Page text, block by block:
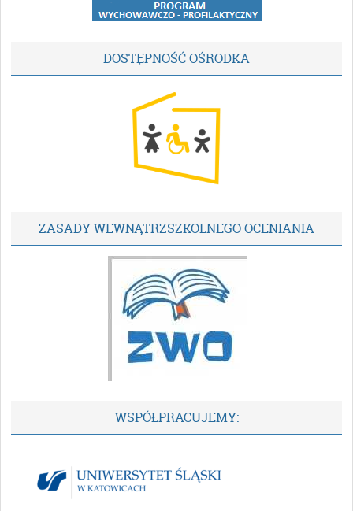
DOSTĘPNOŚĆ OŚRODKA
ZASADY WEWNĄTRZSZKOLNEGO OCENIANIA
WSPÓŁPRACUJEMY: